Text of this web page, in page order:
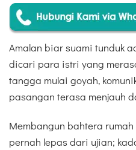
Amalan biar suami tunduk
dicari para istri yang
tangga mulai goyah,
pasangan terasa menjauh
Membangun bahtera
pernah lepas dari ujian;